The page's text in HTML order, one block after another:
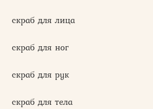
скраб для лица
скраб для ног
скраб для рук
скраб для тела